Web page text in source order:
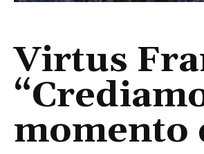
Virtus
momento